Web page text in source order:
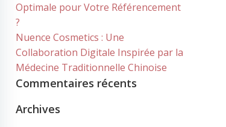
Optimale pour Votre Référencement
?
Nuence Cosmetics : Une
Collaboration Digitale Inspirée par la
Médecine Traditionnelle Chinoise
Commentaires récents
Archives